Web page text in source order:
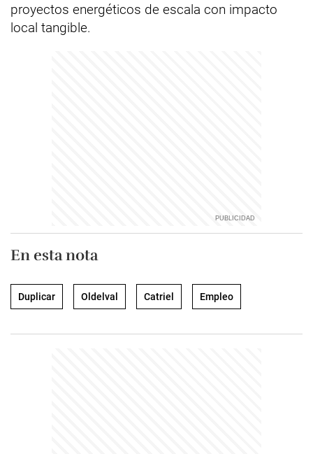
proyectos energéticos de escala con impacto
local tangible.
En esta nota
Duplicar Oldelval Catriel Empleo